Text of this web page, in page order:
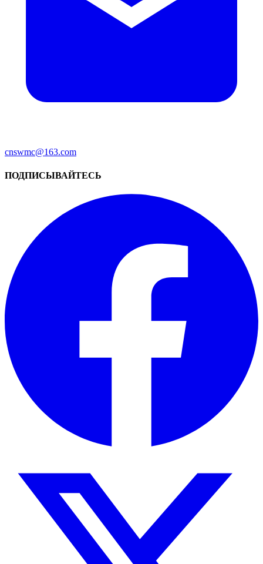
cnswmc@163.com
ПОДПИСЫВАЙТЕСЬ